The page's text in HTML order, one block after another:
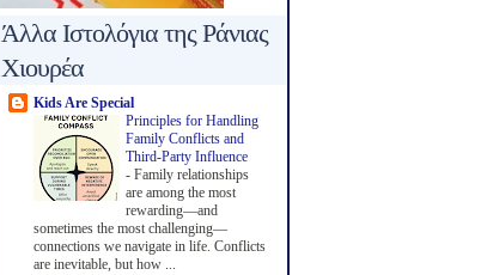
Άλλα Ιστολόγια της Ράνιας
Χιουρέα
Kids Are Special
Principles for Handling
Family Conflicts and
Third-Party Influence
- Family relationships
are among the most
rewarding—and
sometimes the most challenging—
connections we navigate in life. Conflicts
are inevitable, but how ...